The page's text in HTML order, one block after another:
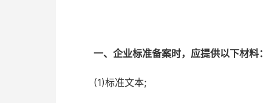
一、企业标准备案时，应提供以下材料：
(1)标准文本;